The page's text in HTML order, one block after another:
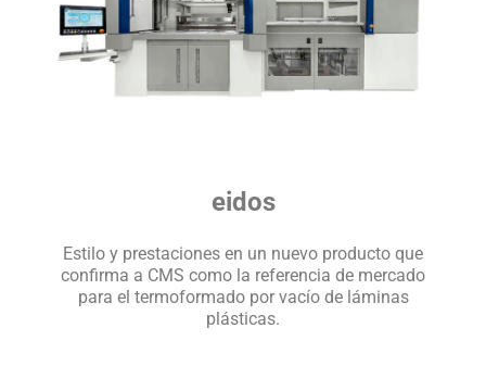
eidos
Estilo y prestaciones en un nuevo producto que
confirma a CMS como la referencia de mercado
para el termoformado por vacío de láminas
plásticas.